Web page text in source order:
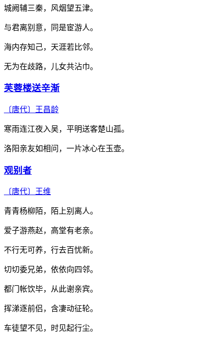
城阙辅三秦，风烟望五津。
与君离别意，同是宦游人。
海内存知己，天涯若比邻。
无为在歧路，儿女共沾巾。
芙蓉楼送辛渐
〔唐代〕 王昌龄
寒雨连江夜入吴，平明送客楚山孤。
洛阳亲友如相问，一片冰心在玉壶。
观别者
〔唐代〕 王维
青青杨柳陌，陌上别离人。
爱子游燕赵，高堂有老亲。
不行无可养，行去百忧新。
切切委兄弟，依依向四邻。
都门帐饮毕，从此谢亲宾。
挥涕逐前侣，含凄动征轮。
车徒望不见，时见起行尘。